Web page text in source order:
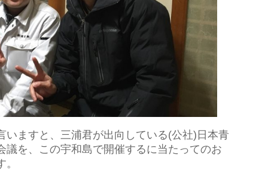
いますと、三浦君が出向している(公社)日本青
議を、この宇和島で開催するに当たってのお